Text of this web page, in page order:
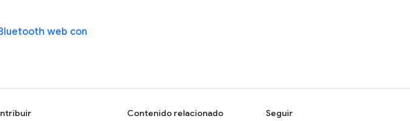
web con
Contenido relacionado
Seguir